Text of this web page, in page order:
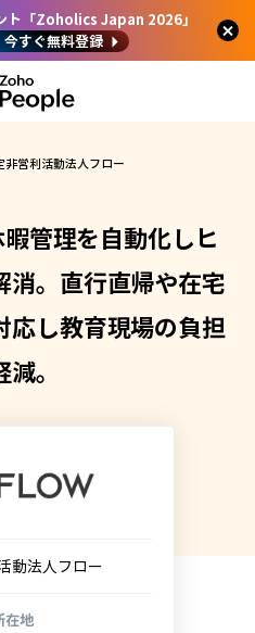
ト「Zoholics Japan 2026」
今すぐ無料登録
非営利活動法人フロー
管理を自動化しヒ
消。直行直帰や在宅
応し教育現場の負担
。
動法人フロー
在地